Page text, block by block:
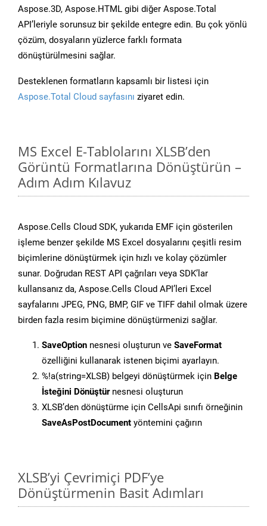
Aspose.3D, Aspose.HTML gibi diğer Aspose.Total
API’leriyle sorunsuz bir şekilde entegre edin. Bu çok yönlü
çözüm, dosyaların yüzlerce farklı formata
dönüştürülmesini sağlar.
Desteklenen formatların kapsamlı bir listesi için
Aspose.Total Cloud sayfasını ziyaret edin.
MS Excel E-Tablolarını XLSB’den
Görüntü Formatlarına Dönüştürün –
Adım Adım Kılavuz
Aspose.Cells Cloud SDK, yukarıda EMF için gösterilen
işleme benzer şekilde MS Excel dosyalarını çeşitli resim
biçimlerine dönüştürmek için hızlı ve kolay çözümler
sunar. Doğrudan REST API çağrıları veya SDK’lar
kullansanız da, Aspose.Cells Cloud API’leri Excel
sayfalarını JPEG, PNG, BMP, GIF ve TIFF dahil olmak üzere
birden fazla resim biçimine dönüştürmenizi sağlar.
SaveOption nesnesi oluşturun ve SaveFormat
özelliğini kullanarak istenen biçimi ayarlayın.
%!a(string=XLSB) belgeyi dönüştürmek için Belge
İsteğini Dönüştürnesnesi oluşturun
XLSB’den dönüştürme için CellsApi sınıfı örneğinin
SaveAsPostDocument yöntemini çağırın
XLSB’yi Çevrimiçi PDF’ye
Dönüştürmenin Basit Adımları